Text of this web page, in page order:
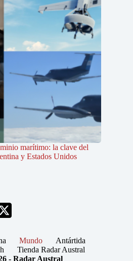
marítimo: la clave del
y Estados Unidos
Mundo
Antártida
Tienda Radar Austral
- Radar Austral